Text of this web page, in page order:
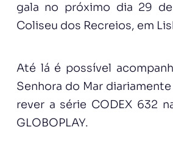
gala no próximo dia 29
Coliseu dos Recreios, em
Até lá é possível
Senhora do Mar
rever a série CODEX 632
GLOBOPLAY.